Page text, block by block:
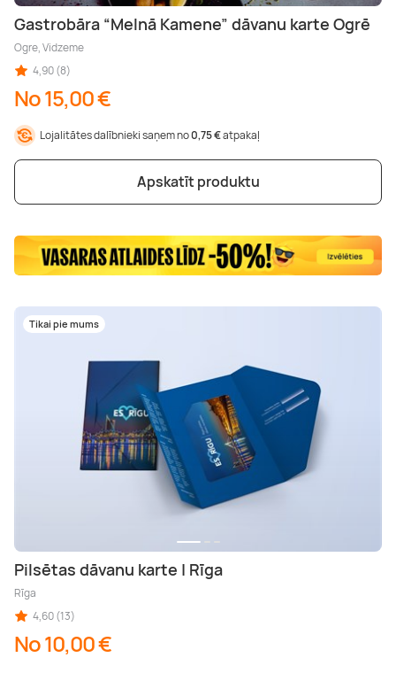
Gastrobāra “Melnā Kamene” dāvanu karte Ogrē
Ogre, Vidzeme
4,90 (8)
No 15,00 €
Lojalitātes dalībnieki saņem no0,75 €atpakaļ
Apskatīt produktu
Tikai pie mums
Pilsētas dāvanu karte | Rīga
Rīga
4,60 (13)
No 10,00 €